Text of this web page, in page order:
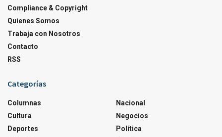
Compliance & Copyright
Quienes Somos
Trabaja con Nosotros
Contacto
RSS
Categorías
Columnas
Cultura
Deportes
Nacional
Negocios
Política